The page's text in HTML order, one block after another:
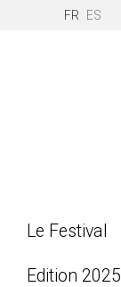
FR ES
Le Festival
Edition 2025